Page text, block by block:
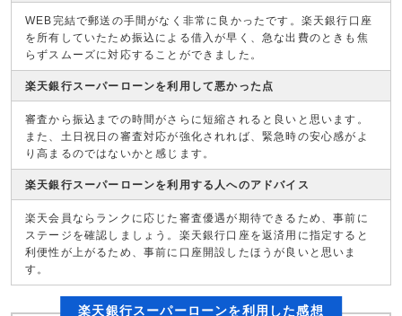
WEB完結で郵送の手間がなく非常に良かったです。楽天銀行口座
を所有していたため振込による借入が早く、急な出費のときも焦
らずスムーズに対応することができました。
楽天銀行スーパーローンを利用して悪かった点
審査から振込までの時間がさらに短縮されると良いと思います。
また、土日祝日の審査対応が強化されれば、緊急時の安心感がよ
り高まるのではないかと感じます。
楽天銀行スーパーローンを利用する人へのアドバイス
楽天会員ならランクに応じた審査優遇が期待できるため、事前に
ステージを確認しましょう。楽天銀行口座を返済用に指定すると
利便性が上がるため、事前に口座開設したほうが良いと思いま
す。
楽天銀行スーパーローンを利用した感想